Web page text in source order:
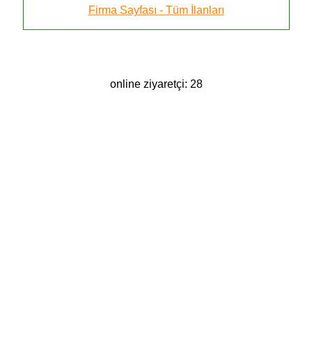
Firma Sayfası - Tüm İlanları
online ziyaretçi: 28